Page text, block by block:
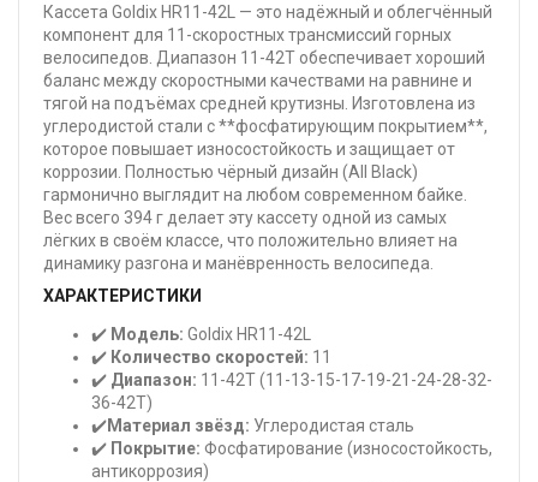
Кассета Goldix HR11-42L — это надёжный и облегчённый
компонент для 11-скоростных трансмиссий горных
велосипедов. Диапазон 11-42T обеспечивает хороший
баланс между скоростными качествами на равнине и
тягой на подъёмах средней крутизны. Изготовлена из
углеродистой стали с **фосфатирующим покрытием**,
которое повышает износостойкость и защищает от
коррозии. Полностью чёрный дизайн (All Black)
гармонично выглядит на любом современном байке.
Вес всего 394 г делает эту кассету одной из самых
лёгких в своём классе, что положительно влияет на
динамику разгона и манёвренность велосипеда.
ХАРАКТЕРИСТИКИ
✔️ Модель: Goldix HR11-42L
✔️ Количество скоростей: 11
✔️ Диапазон: 11-42T (11-13-15-17-19-21-24-28-32-
36-42T)
✔️Материал звёзд: Углеродистая сталь
✔️ Покрытие: Фосфатирование (износостойкость,
антикоррозия)